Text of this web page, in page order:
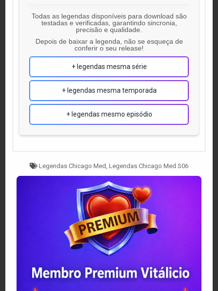
Todas as legendas disponíveis para download são
testadas e verificadas, garantindo sincronia,
precisão e qualidade.
Depois de baixar a legenda, não se esqueça de
conferir o seu release!
+ legendas mesma série
+ legendas mesma temporada
+ legendas mesmo episódio
Tagged
Legendas Chicago Med, Legendas Chicago Med S06